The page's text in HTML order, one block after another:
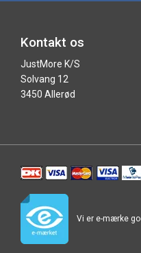
Kontakt os
JustMore K/S
Solvang 12
3450 Allerød
Vi er e-mærke